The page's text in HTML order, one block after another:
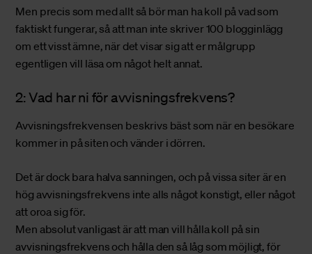
Men precis som med allt så bör man ha koll på vad som
faktiskt fungerar, så att man inte skriver 100 blogginlägg
om ett visst ämne, när det visar sig att er målgrupp
egentligen vill läsa om något helt annat.
2: Vad har ni för avvisningsfrekvens?
Avvisningsfrekvensen beskrivs bäst som när en besökare
kommer in på siten och vänder i dörren.
Det är dock bara halva sanningen, och på vissa siter är en
hög avvisningsfrekvens inte alls något konstigt, eller något
att oroa sig för.
Men absolut vanligast är att man vill hålla koll på sin
avvisningsfrekvens och hålla den så låg som möjligt, för